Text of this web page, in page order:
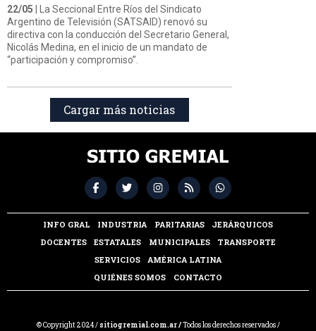
22/05 | La Seccional Entre Ríos del Sindicato
Argentino de Televisión (SATSAID) renovó su
directiva con la conducción del Secretario General,
Nicolás Medina, en el inicio de un mandato de
“participación y compromiso”.
Cargar más noticias
INFO GRAL INDUSTRIA PARITARIAS
JERÁRQUICOS
DOCENTES
ESTATALES MUNICIPALES
TRANSPORTE
SERVICIOS
AMÉRICA LATINA
QUIÉNES SOMOS
CONTACTO
© Copyright 2024 / sitiogremial.com.ar /Todos los derechos reservados /